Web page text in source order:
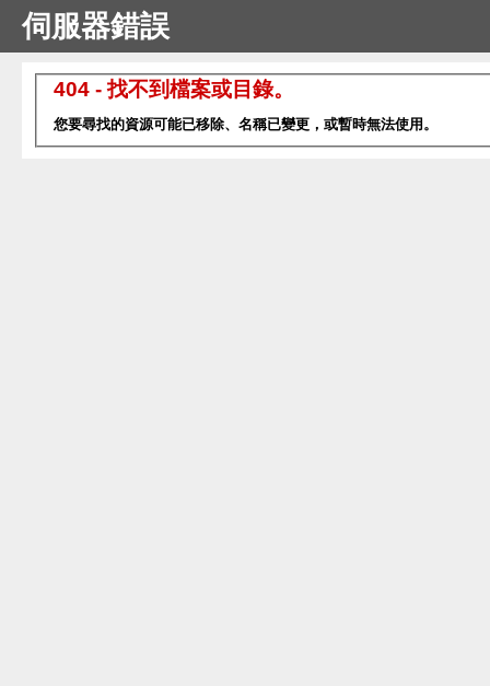
伺服器錯誤
404 - 找不到檔案或目錄。
您要尋找的資源可能已移除、名稱已變更，或暫時無法使用。